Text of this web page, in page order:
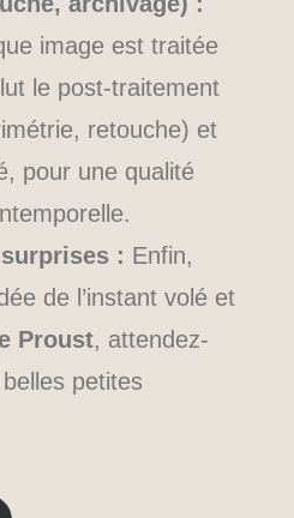
image est traitée
le post-traitement
retouche) et
pour une qualité
: Enfin,
de l’instant volé et
Proust, attendez-
petites